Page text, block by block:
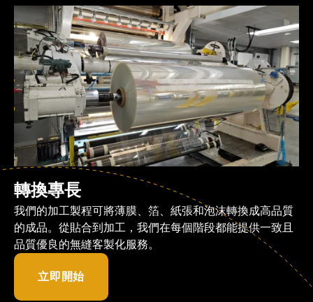
轉換專長
我們的加工製程可將薄膜、箔、紙張和泡沫轉換成高品質
的成品。從貼合到加工，我們在每個階段都能提供一致且
品質優良的無縫客製化服務。
立即開始